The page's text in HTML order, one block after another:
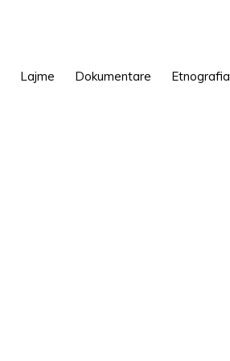
Lajme Dokumentare Etnografia